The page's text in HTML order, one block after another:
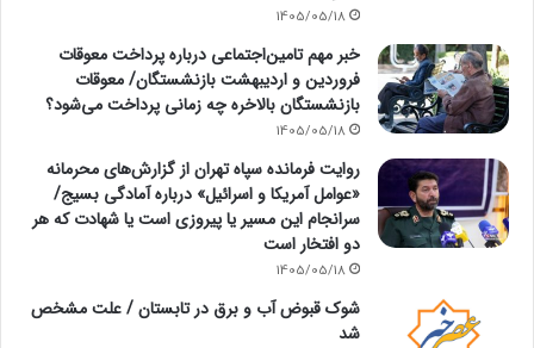
1405/05/18
خبر مهم تامین‌اجتماعی درباره پرداخت معوقات
فروردین و اردیبهشت بازنشستگان/ معوقات
بازنشستگان بالاخره چه زمانی پرداخت می‌شود؟
1405/05/18
روایت فرمانده سپاه تهران از گزارش‌های محرمانه
«عوامل آمریکا و اسرائیل» درباره آمادگی بسیج/
سرانجام این مسیر یا پیروزی است یا شهادت که هر
دو افتخار است
1405/05/18
شوک قبوض آب و برق در تابستان / علت مشخص
شد